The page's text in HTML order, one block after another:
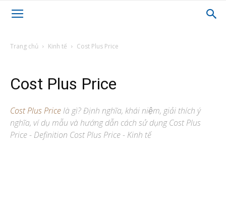
Trang chủ Kinh tế Cost Plus Price
Cost Plus Price
Cost Plus Pricelà gì? Định nghĩa, khái niệm, giải thích ý
nghĩa, ví dụ mẫu và hướng dẫn cách sử dụng Cost Plus
Price - Definition Cost Plus Price - Kinh tế